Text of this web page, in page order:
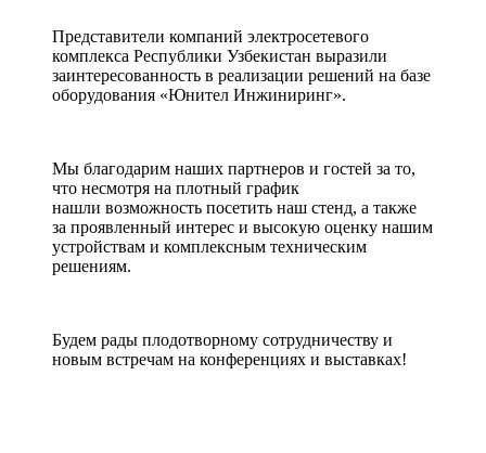
Представители компаний электросетевого
комплекса Республики Узбекистан выразили
заинтересованность в реализации решений на базе
оборудования «Юнител Инжиниринг».
Мы благодарим наших партнеров и гостей за то,
что несмотря на плотный график
нашли возможность посетить наш стенд, а также
за проявленный интерес и высокую оценку нашим
устройствам и комплексным техническим
решениям.
Будем рады плодотворному сотрудничеству и
новым встречам на конференциях и выставках!